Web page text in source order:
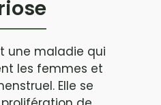
une maladie qui
les femmes et
Elle se